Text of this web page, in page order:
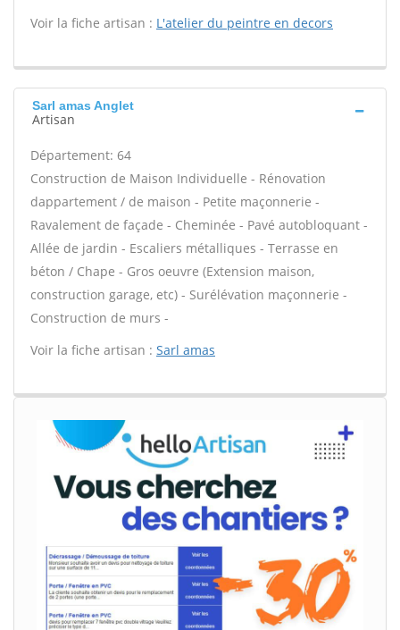
Voir la fiche artisan : L'atelier du peintre en decors
Sarl amas Anglet
Artisan
Département: 64
Construction de Maison Individuelle - Rénovation
dappartement / de maison - Petite maçonnerie -
Ravalement de façade - Cheminée - Pavé autobloquant -
Allée de jardin - Escaliers métalliques - Terrasse en
béton / Chape - Gros oeuvre (Extension maison,
construction garage, etc) - Surélévation maçonnerie -
Construction de murs -
Voir la fiche artisan : Sarl amas